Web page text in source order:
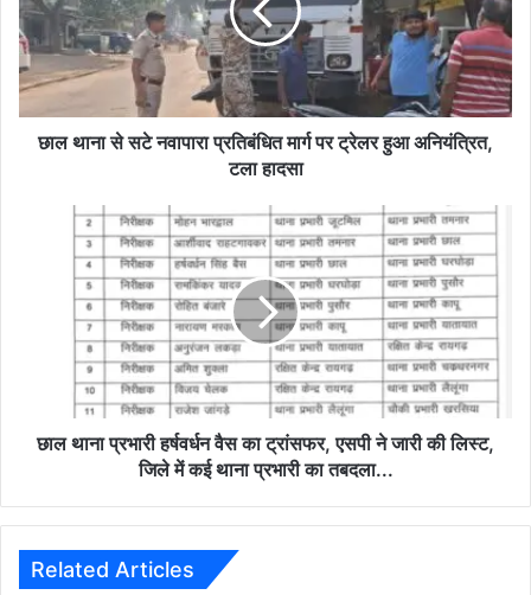
नवापारा
प्रतिबंधित
मार्ग
पर
ट्रेलर
हुआछाल थाना से सटे नवापारा प्रतिबंधित मार्ग पर ट्रेलर हुआ अनियंत्रित,
टला हादसा
जारी
कई
थाना
छाल थाना प्रभारी हर्षवर्धन वैस का ट्रांसफर, एसपी ने जारी की लिस्ट,
जिले में कई थाना प्रभारी का तबदला...
Related Articles